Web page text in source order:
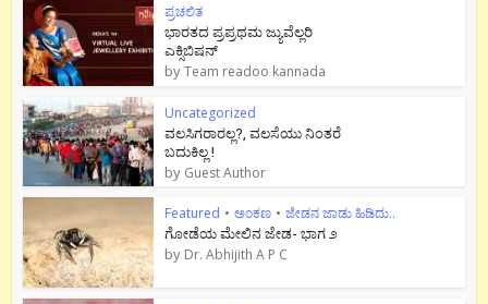
ಪ್ರಚಲಿತ
ಭಾರತದ ಪ್ರಪ್ರಥಮ ಜ್ಯುವೆಲ್ಲರಿ
ಎಕ್ಸಿಬಿಷನ್
byTeam readoo kannada
Uncategorized
ವಲಸಿಗರಾರಲ್ಲ?, ವಲಸೆಯು ನಿಂತರೆ
ಬದುಕಿಲ್ಲ !
by Guest Author
Featured • ಅಂಕಣ • ಜೇಡನ ಜಾಡು ಹಿಡಿದು..
ಗೋಡೆಯ ಮೇಲಿನ ಜೇಡ- ಭಾಗ ೨
by Dr. Abhijith A P C